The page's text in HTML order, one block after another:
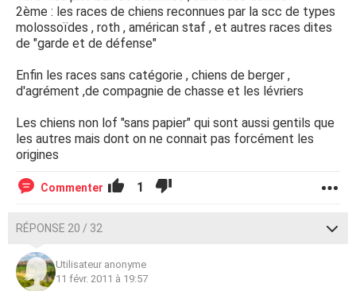
2ème : les races de chiens reconnues par la scc de types
molossoïdes , roth , américan staf , et autres races dites
de "garde et de défense"
Enfin les races sans catégorie , chiens de berger ,
d'agrément ,de compagnie de chasse et les lévriers
Les chiens non lof "sans papier" qui sont aussi gentils que
les autres mais dont on ne connait pas forcément les
origines
Commenter 1
RÉPONSE 20 / 32
Utilisateur anonyme
11 févr. 2011 à 19:57